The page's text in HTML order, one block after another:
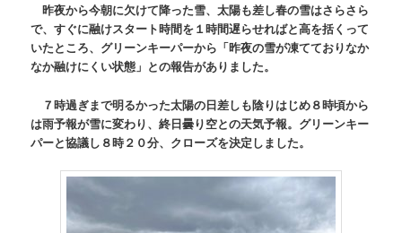
昨夜から今朝に欠けて降った雪、太陽も差し春の雪はさらさら
で、すぐに融けスタート時間を１時間遅らせればと高を括くって
いたところ、グリーンキーパーから「昨夜の雪が凍てておりなか
なか融けにくい状態」との報告がありました。
７時過ぎまで明るかった太陽の日差しも陰りはじめ８時頃から
は雨予報が雪に変わり、終日曇り空との天気予報。グリーンキー
パーと協議し８時２０分、クローズを決定しました。